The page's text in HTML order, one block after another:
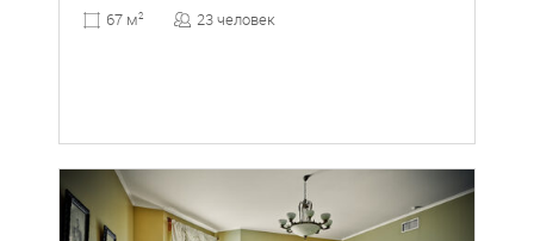
67 м2 23 человек